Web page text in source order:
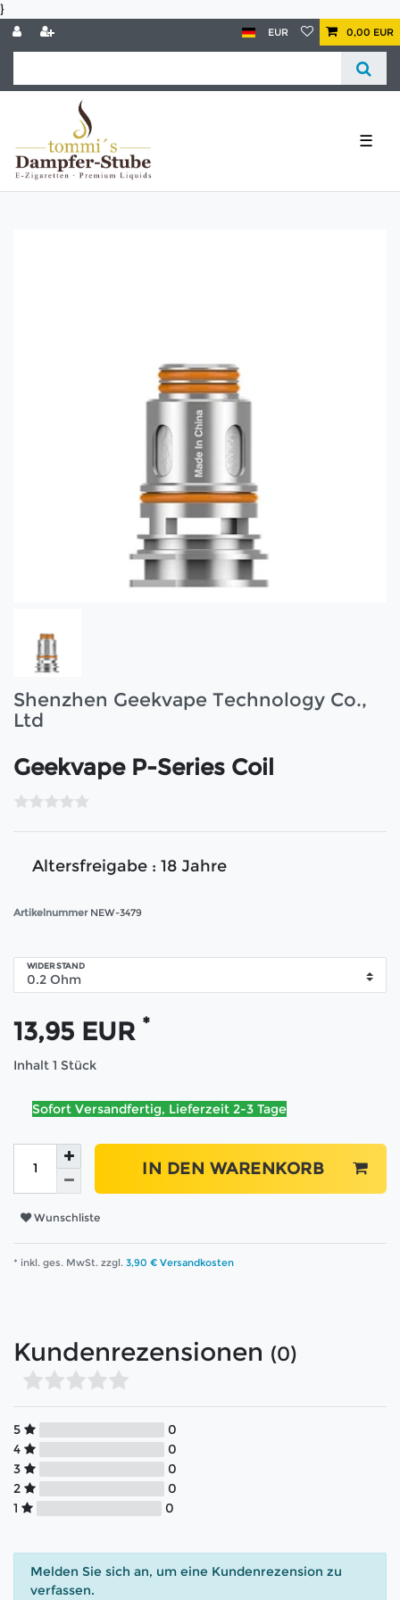
}
EUR 0,00 EUR
☰
Shenzhen Geekvape Technology Co.,
Ltd
Geekvape P-Series Coil
Altersfreigabe : 18 Jahre
Artikelnummer NEW-3479
WIDERSTAND
13,95 EUR *
Inhalt 1 Stück
Sofort Versandfertig, Lieferzeit 2-3 Tage
IN DEN WARENKORB
Wunschliste
* inkl. ges. MwSt. zzgl. 3,90 € Versandkosten
Kundenrezensionen (0)
5
0
4
0
3
0
2
0
1
0
Melden Sie sich an, um eine Kundenrezension zu
verfassen.